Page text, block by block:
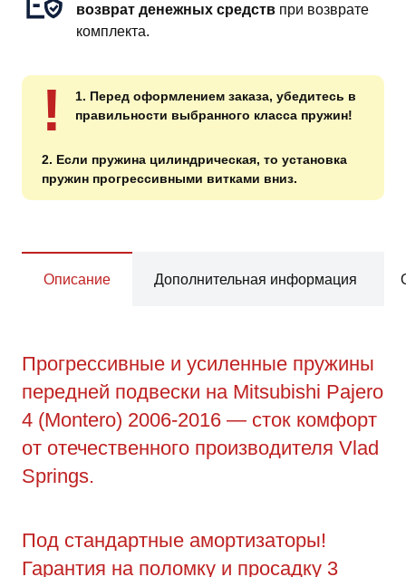
возврат денежных средств при возврате
комплекта.
!
1. Перед оформлением заказа, убедитесь в
правильности выбранного класса пружин!
2. Если пружина цилиндрическая, то установка
пружин прогрессивными витками вниз.
Описание Дополнительная информация
Прогрессивные и усиленные пружины
передней подвески на Mitsubishi Pajero
4 (Montero) 2006-2016 — сток комфорт
от отечественного производителя Vlad
Springs.
Под стандартные амортизаторы!
Гарантия на поломку и просадку 3